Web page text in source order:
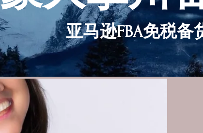
亚马逊FBA免税备